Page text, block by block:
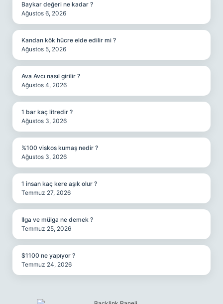
Baykar değeri ne kadar ?
Ağustos 6, 2026
Kandan kök hücre elde edilir mi ?
Ağustos 5, 2026
Ava Avcı nasıl girilir ?
Ağustos 4, 2026
1 bar kaç litredir ?
Ağustos 3, 2026
%100 viskos kumaş nedir ?
Ağustos 3, 2026
1 insan kaç kere aşık olur ?
Temmuz 27, 2026
Ilga ve mülga ne demek ?
Temmuz 25, 2026
$1100 ne yapıyor ?
Temmuz 24, 2026